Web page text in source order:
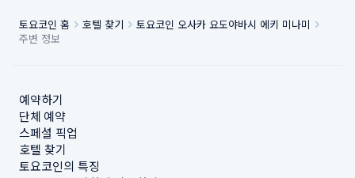
토요코인 홈 호텔 찾기
토요코인 오사카 요도야바시 에키 미나미
주변 정보
예약하기
단체 예약
스페셜 픽업
호텔 찾기
토요코인의 특징